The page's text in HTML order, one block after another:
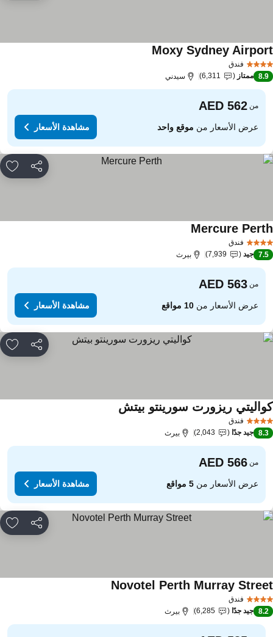
فندق
Moxy Sydneyمشاهدة الأسعار
8.9 ممتاز 6,311 سيدني
من
عرض الأسعار منموقع واحد مشاهدة الأسعار
مشاركة
فندق
Mercureمشاهدة الأسعار
7.5 جيد 7,939 بيرث
من
عرض الأسعار من10 مواقع مشاهدة الأسعار
مشاركة
فندق
ريزورت سورينتو بيتشمشاهدة الأسعار
8.3 جيد جدًا 2,043 بيرث
من
عرض الأسعار من5 مواقع مشاهدة الأسعار
مشاركة
فندق
Novotel Perth Murrayمشاهدة الأسعار
8.2 جيد جدًا 6,285 بيرث